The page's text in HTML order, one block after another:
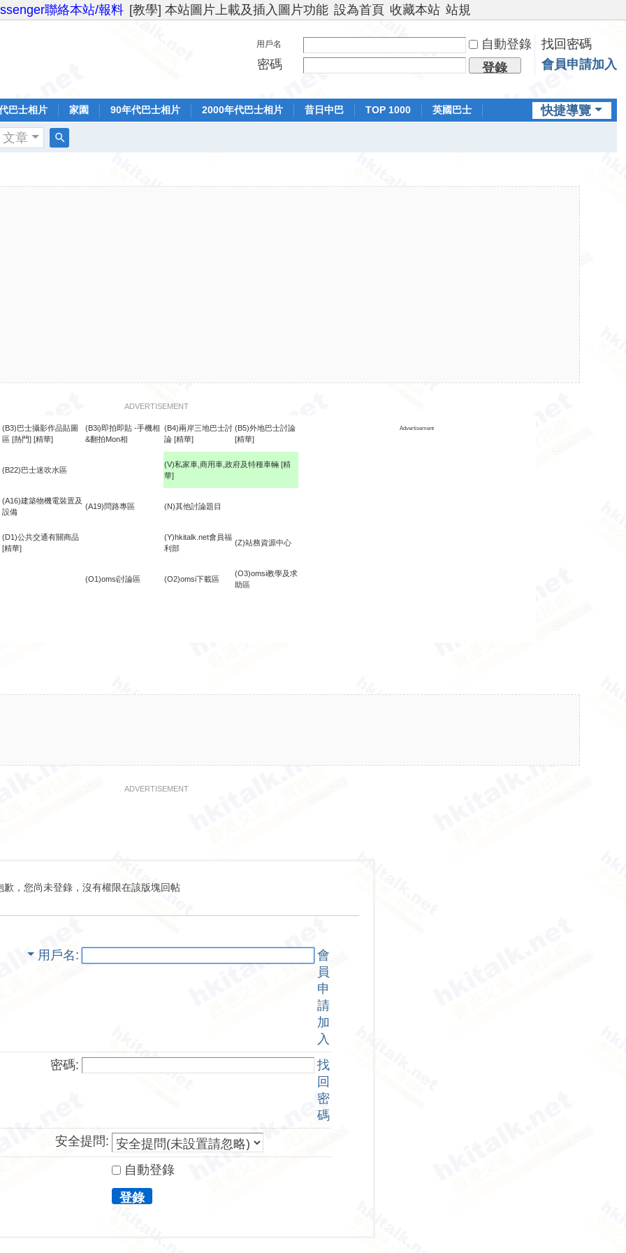
聯絡本站/報料 [教學] 本站圖片上載及插入圖片功能 設為首頁 收藏本站 站規
用戶名 自動登錄
找回密碼
密碼
登錄 會員申請加入
快捷導覽
巴士相片 家園 90年代巴士相片 2000年代巴士相片 昔日中巴 TOP 1000
英國巴士
文章
ADVERTISEMENT
(B3)巴士攝影作品貼圖
區 [熱門] [精華]
(B3i)即拍即貼 -手機相
&翻拍Mon相
(B4)兩岸三地巴士討
論 [精華]
(B5)外地巴士討論
[精華]
Advertisement
(B22)巴士迷吹水區
(V)私家車,商用車,政府及特種車輛 [精
華]
(A16)建築物機電裝置及
設備
(A19)問路專區 (N)其他討論題目
(D1)公共交通有關商品
[精華]
(Y)hkitalk.net會員福
利部
(Z)站務資源中心
(O1)omsi討論區 (O2)omsi下載區
(O3)omsi教學及求
助區
ADVERTISEMENT
歉，您尚未登錄，沒有權限在該版塊回帖
用戶名
會
員
申
請
加
入
密碼:
找
回
密
碼
安全提問:
自動登錄
登錄